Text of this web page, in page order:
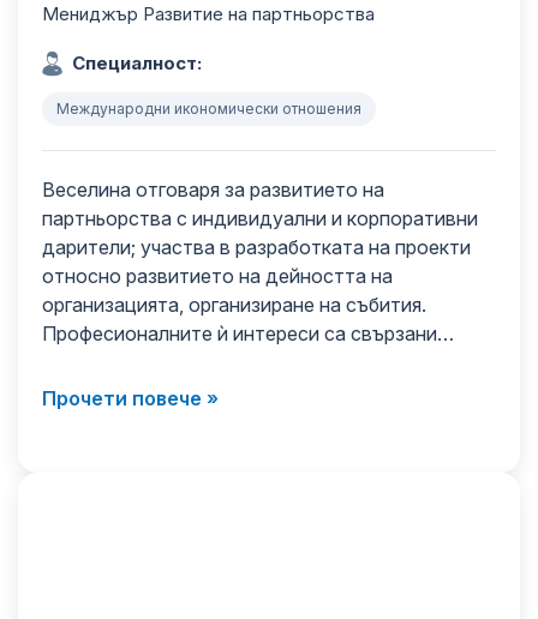
Мениджър Развитие на партньорства
Специалност:
Международни икономически отношения
Веселина отговаря за развитието на
партньорства с индивидуални и корпоративни
дарители; участва в разработката на проекти
относно развитието на дейността на
организацията, организиране на събития.
Професионалните ѝ интереси са свързани…
Прочети повече »